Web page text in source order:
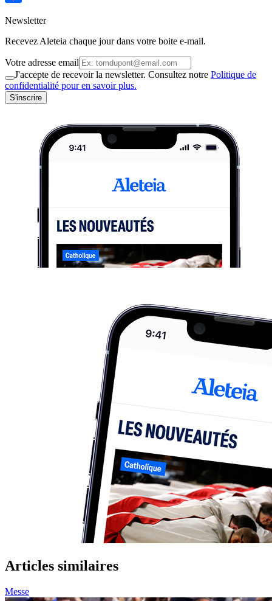
Newsletter
Recevez Aleteia chaque jour dans votre boite e-mail.
Votre adresse email
J'accepte de recevoir la newsletter. Consultez notre Politique de
confidentialité pour en savoir plus.
S'inscrire
Articles similaires
Messe